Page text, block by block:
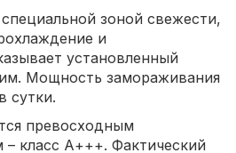
зоной свежести,
и
установленный
Мощность замораживания
сутки.
превосходным
– класс А+++. Фактический